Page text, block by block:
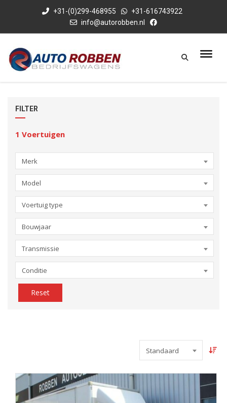
+31-(0)299-468955
+31-616743922
info@autorobben.nl
FILTER
1 Voertuigen
Merk
Model
Voertuig type
Bouwjaar
Transmissie
Conditie
Reset
Standaard